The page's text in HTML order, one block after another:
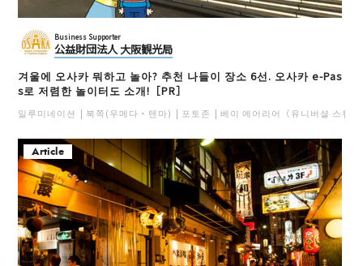
Business Supporter
公益財団法人 大阪観光局
겨울에 오사카 뭐하고 놀아? 추천 나들이 장소 6선. 오사카 e-Pas
s로 저렴한 놀이터도 소개!［PR］
일루미네이션 북쪽(우메다・텐마) 포토존 베이 에어리어（유니버셜 스튜
Article